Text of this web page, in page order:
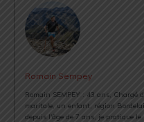
Romain Sempey
Romain SEMPEY : 43 ans, Chargé
maritale, un enfant, région
depuis l'âge de 7 ans, je pratique